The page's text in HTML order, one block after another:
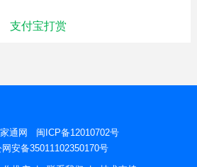
支付宝打赏
通网
闽ICP备12010702号
网安备35011102350170号